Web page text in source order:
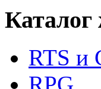
RTS и